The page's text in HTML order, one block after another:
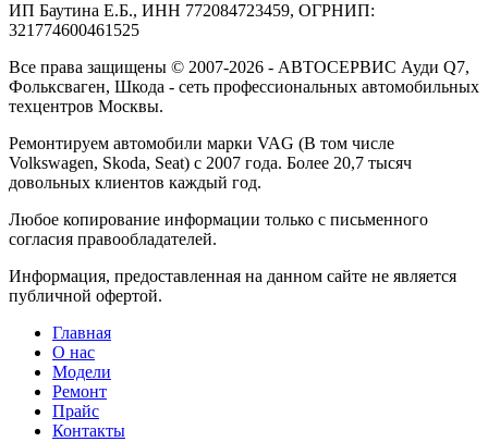
ИП Баутина Е.Б., ИНН 772084723459, ОГРНИП:
321774600461525
Все права защищены © 2007-2026 - АВТОСЕРВИС Ауди Q7,
Фольксваген, Шкода - сеть профессиональных автомобильных
техцентров Москвы.
Ремонтируем автомобили марки VAG (В том числе
Volkswagen, Skoda, Seat) с 2007 года. Более 20,7 тысяч
довольных клиентов каждый год.
Любое копирование информации только с письменного
согласия правообладателей.
Информация, предоставленная на данном сайте не является
публичной офертой.
Главная
О нас
Модели
Ремонт
Прайс
Контакты